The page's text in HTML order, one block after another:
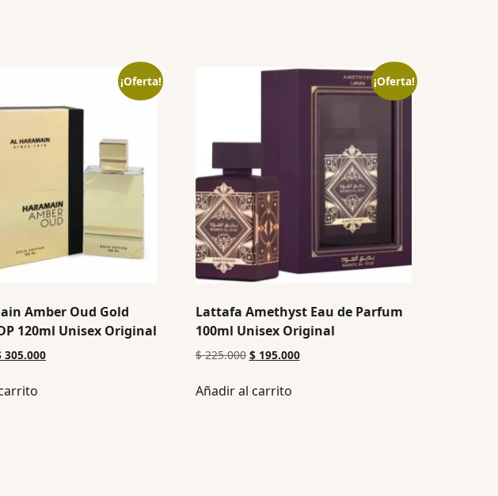
¡Oferta!
Amber Oud Gold
120ml Unisex Original
305.000
¡Oferta!
Lattafa Amethyst Eau de Parfum
100ml Unisex Original
$225.000 $195.000
Añadir al carrito